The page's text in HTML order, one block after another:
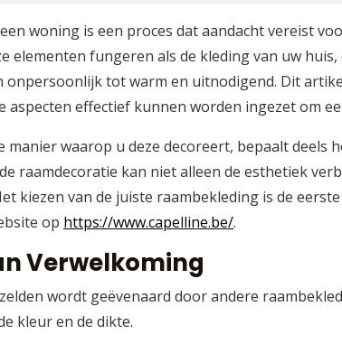
woning is een proces dat aandacht vereist
elementen fungeren als de kleding van uw
tot warm en uitnodigend. Dit
effectief kunnen worden ingezet om
manier waarop u deze decoreert, bepaalt deels
raamdecoratie kan niet alleen de esthetiek
kiezen van de juiste raambekleding is de
op https://www.capelline.be/.
Verwelkoming
wordt geëvenaard door andere
kleur en de dikte.